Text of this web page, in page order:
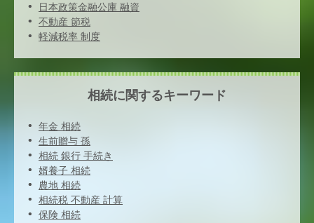
日本政策金融公庫 融資
不動産 節税
軽減税率 制度
相続に関するキーワード
年金 相続
生前贈与 孫
相続 銀行 手続き
婿養子 相続
農地 相続
相続税 不動産 計算
保険 相続